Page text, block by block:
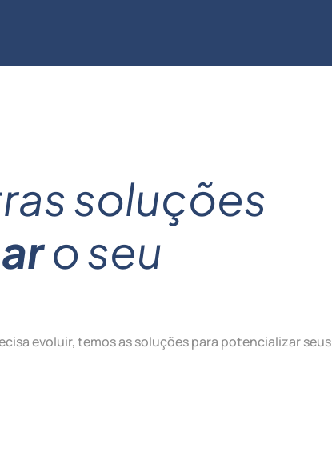
soluções
o seu
evoluir, temos as soluções para potencializar seus
impulsionam a experiência do cliente com